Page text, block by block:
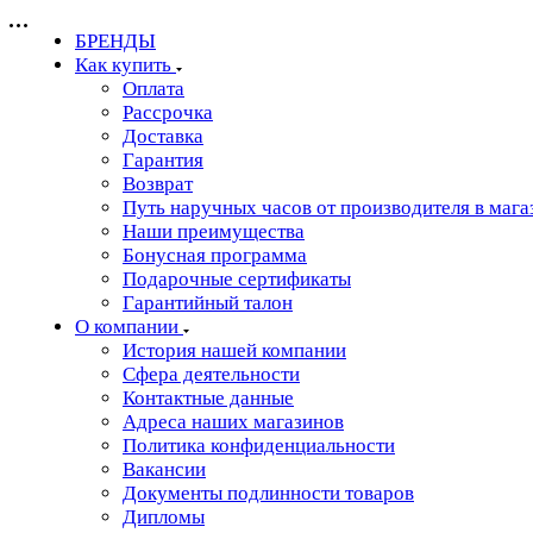
БРЕНДЫ
Как купить
Оплата
Рассрочка
Доставка
Гарантия
Возврат
Путь наручных часов от производителя в
Наши преимущества
Бонусная программа
Подарочные сертификаты
Гарантийный талон
О компании
История нашей компании
Сфера деятельности
Контактные данные
Адреса наших магазинов
Политика конфиденциальности
Вакансии
Документы подлинности товаров
Дипломы